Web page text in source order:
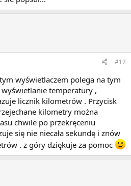
#12
wyświetlaczem polega na tym
wyświetlanie temperatury ,
licznik kilometrów . Przycisk
kilometry można
chwile po przekręceniu
się nie niecała sekundę i znów
. z góry dziękuje za pomoc